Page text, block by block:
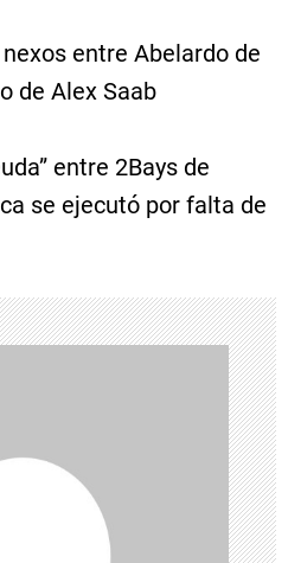
entre Abelardo de
de Alex Saab
entre 2Bays de
se ejecutó por falta de